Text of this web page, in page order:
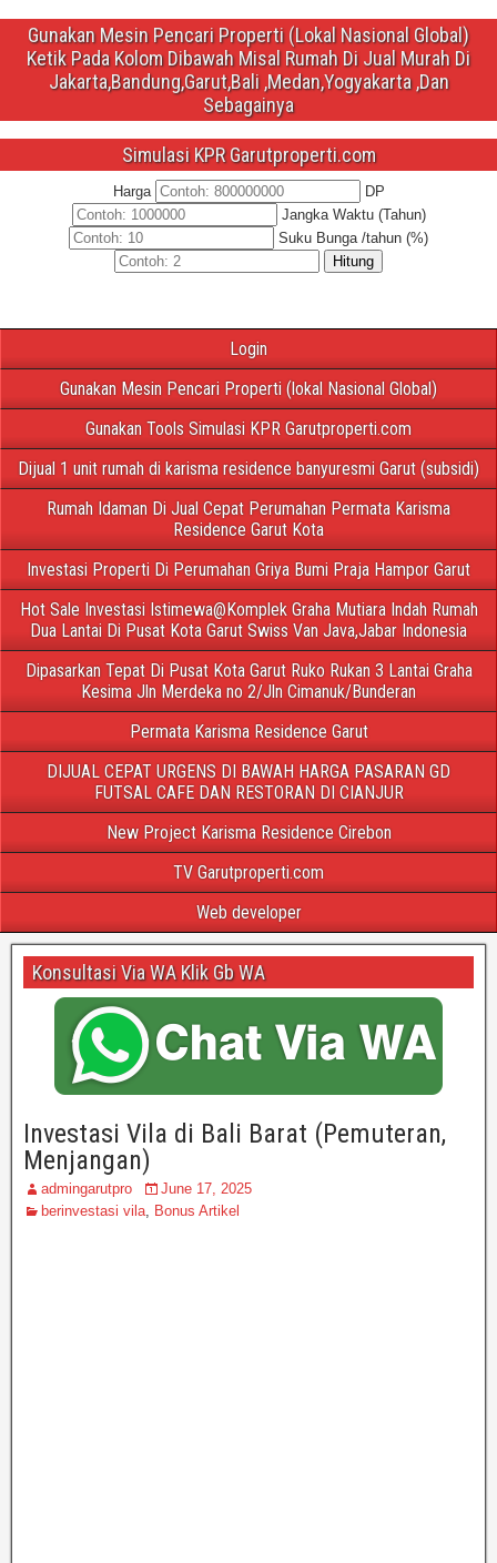
Gunakan Mesin Pencari Properti (Lokal Nasional Global)
Ketik Pada Kolom Dibawah Misal Rumah Di Jual Murah Di
Jakarta,Bandung,Garut,Bali ,Medan,Yogyakarta ,Dan
Sebagainya
Simulasi KPR Garutproperti.com
Harga
DP
Jangka Waktu (Tahun)
Suku Bunga /tahun (%)
Hitung
Login
Gunakan Mesin Pencari Properti (lokal Nasional Global)
Gunakan Tools Simulasi KPR Garutproperti.com
Dijual 1 unit rumah di karisma residence banyuresmi Garut (subsidi)
Rumah Idaman Di Jual Cepat Perumahan Permata Karisma
Residence Garut Kota
Investasi Properti Di Perumahan Griya Bumi Praja Hampor Garut
Hot Sale Investasi Istimewa@Komplek Graha Mutiara Indah Rumah
Dua Lantai Di Pusat Kota Garut Swiss Van Java,Jabar Indonesia
Dipasarkan Tepat Di Pusat Kota Garut Ruko Rukan 3 Lantai Graha
Kesima Jln Merdeka no 2/Jln Cimanuk/Bunderan
Permata Karisma Residence Garut
DIJUAL CEPAT URGENS DI BAWAH HARGA PASARAN GD
FUTSAL CAFE DAN RESTORAN DI CIANJUR
New Project Karisma Residence Cirebon
TV Garutproperti.com
Web developer
Konsultasi Via WA Klik Gb WA
Investasi Vila di Bali Barat (Pemuteran,
Menjangan)
admingarutpro
June 17, 2025
berinvestasi vila, Bonus Artikel